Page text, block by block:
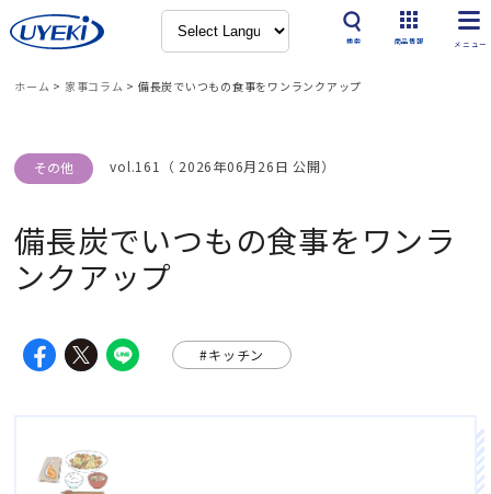
検索 商品情報
ホーム > 家事コラム > 備長炭でいつもの食事をワンランクアップ
その他 vol.161（ 2026年06月26日 公開）
備長炭でいつもの食事をワンラ
ンクアップ
#キッチン